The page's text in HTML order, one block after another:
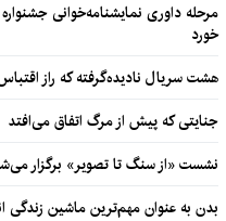
مرحله داوری نمایشنامه‌خوانی
خورد
هشت سریال نادیده‌گرفته که راز
جنایتی که پیش از مرگ اتفاق می‌افتد
نشست «از سنگ تا تصویر» برگزار
بدن به عنوان مهم‌ترین ماشین زندگی